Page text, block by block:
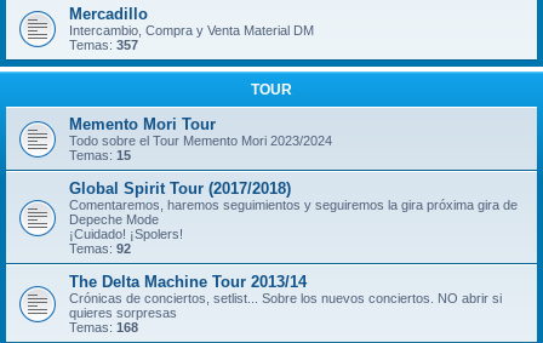
Mercadillo
Intercambio, Compra y Venta Material DM
Temas: 357
TOUR
Memento Mori Tour
Todo sobre el Tour Memento Mori 2023/2024
Temas: 15
Global Spirit Tour (2017/2018)
Comentaremos, haremos seguimientos y seguiremos la gira próxima gira de
Depeche Mode
¡Cuidado! ¡Spolers!
Temas: 92
The Delta Machine Tour 2013/14
Crónicas de conciertos, setlist... Sobre los nuevos conciertos. NO abrir si
quieres sorpresas
Temas: 168